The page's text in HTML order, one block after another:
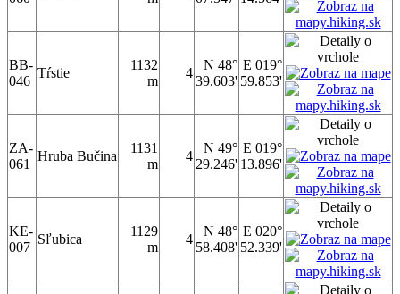
BB-
046
Tŕstie
1132
m
4
N 48°
39.603'
E 019°
59.853'
ZA-
061
Hruba Bučina
1131
m
4
N 49°
29.246'
E 019°
13.896'
KE-
007
Sľubica
1129
m
4
N 48°
58.408'
E 020°
52.339'